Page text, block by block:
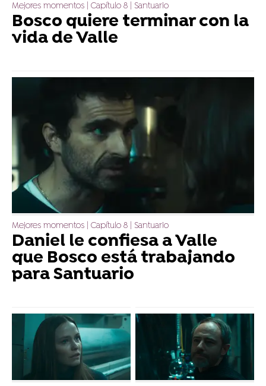
Mejores momentos | Capítulo 8 | Santuario
Bosco quiere terminar con la
vida de Valle
Mejores momentos | Capítulo 8 | Santuario
Daniel le confiesa a Valle
que Bosco está trabajando
para Santuario